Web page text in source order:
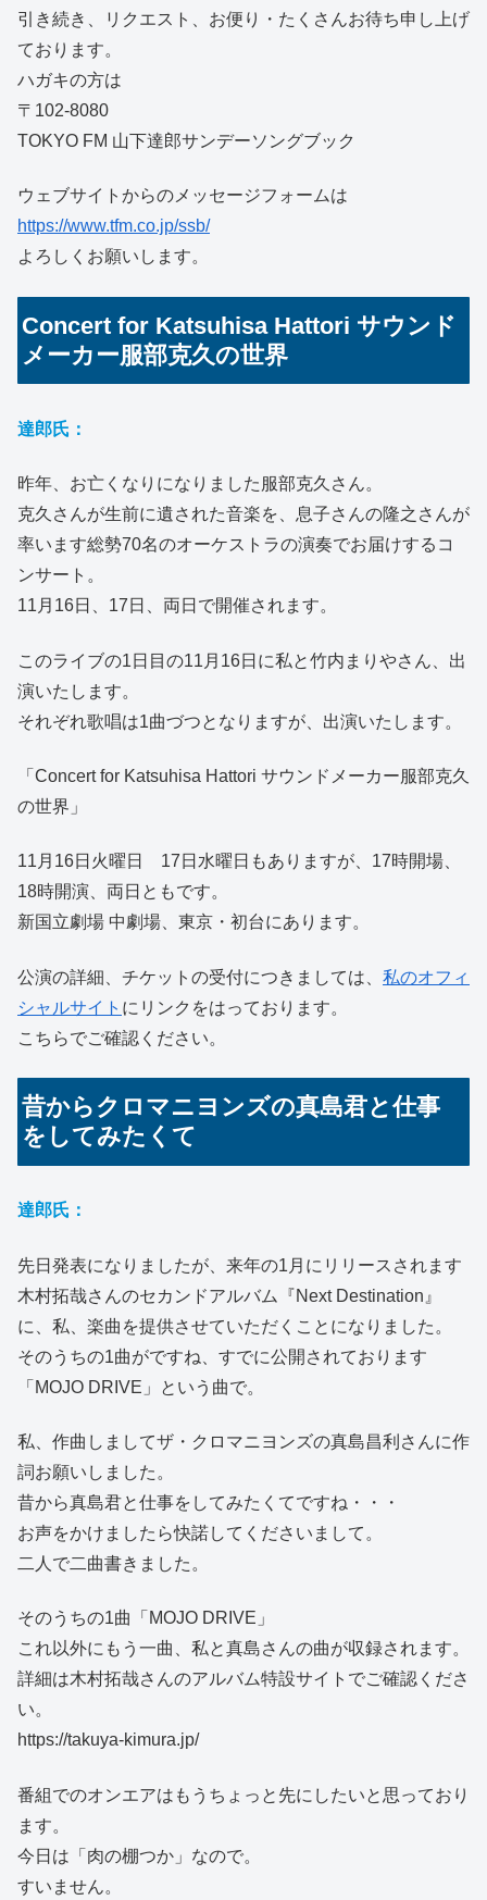
引き続き、リクエスト、お便り・たくさんお待ち申し上げ
ております。
ハガキの方は
〒102-8080
TOKYO FM 山下達郎サンデーソングブック
ウェブサイトからのメッセージフォームは
https://www.tfm.co.jp/ssb/
よろしくお願いします。
Concert for Katsuhisa Hattori サウンド
メーカー服部克久の世界
達郎氏：
昨年、お亡くなりになりました服部克久さん。
克久さんが生前に遺された音楽を、息子さんの隆之さんが
率います総勢70名のオーケストラの演奏でお届けするコ
ンサート。
11月16日、17日、両日で開催されます。
このライブの1日目の11月16日に私と竹内まりやさん、出
演いたします。
それぞれ歌唱は1曲づつとなりますが、出演いたします。
「Concert for Katsuhisa Hattori サウンドメーカー服部克久
の世界」
11月16日火曜日 17日水曜日もありますが、17時開場、
18時開演、両日ともです。
新国立劇場 中劇場、東京・初台にあります。
公演の詳細、チケットの受付につきましては、 私のオフィ
シャルサイト にリンクをはっております。
こちらでご確認ください。
昔からクロマニヨンズの真島君と仕事
をしてみたくて
達郎氏：
先日発表になりましたが、来年の1月にリリースされます
木村拓哉さんのセカンドアルバム『Next Destination』
に、私、楽曲を提供させていただくことになりました。
そのうちの1曲がですね、すでに公開されております
「MOJO DRIVE」という曲で。
私、作曲しましてザ・クロマニヨンズの真島昌利さんに作
詞お願いしました。
昔から真島君と仕事をしてみたくてですね・・・
お声をかけましたら快諾してくださいまして。
二人で二曲書きました。
そのうちの1曲「MOJO DRIVE」
これ以外にもう一曲、私と真島さんの曲が収録されます。
詳細は木村拓哉さんのアルバム特設サイトでご確認くださ
い。
https://takuya-kimura.jp/
番組でのオンエアはもうちょっと先にしたいと思っており
ます。
今日は「肉の棚つか」なので。
すいません。